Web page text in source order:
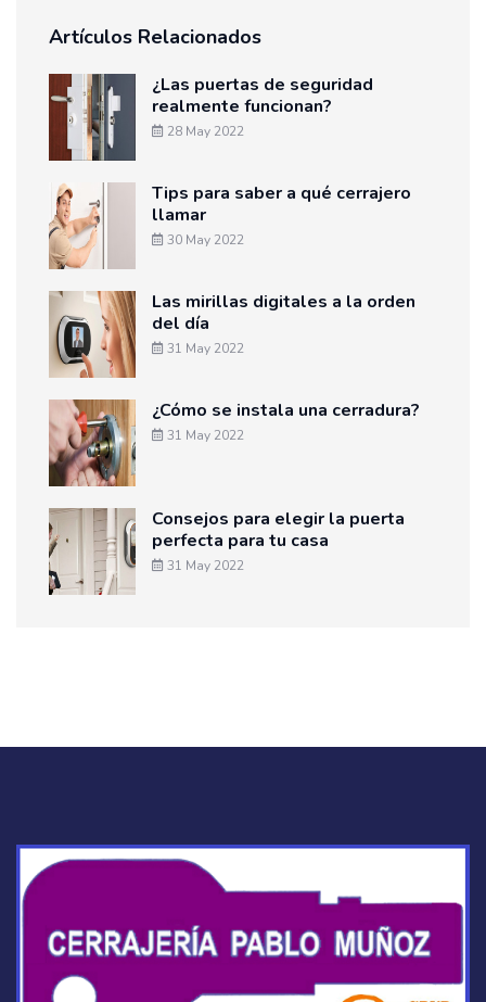
Artículos Relacionados
¿Las puertas de seguridad
realmente funcionan?
28 May 2022
Tips para saber a qué cerrajero
llamar
30 May 2022
Las mirillas digitales a la orden
del día
31 May 2022
¿Cómo se instala una cerradura?
31 May 2022
Consejos para elegir la puerta
perfecta para tu casa
31 May 2022